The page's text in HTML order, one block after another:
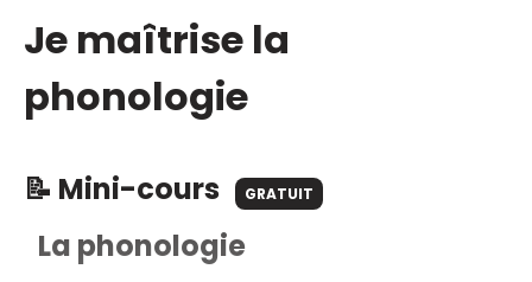
Je maîtrise la
phonologie
📝 Mini-cours GRATUIT
La phonologie